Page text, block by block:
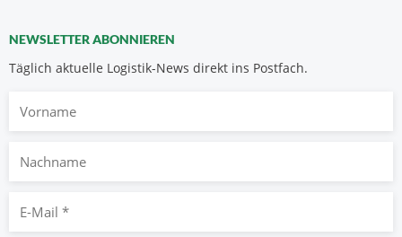
NEWSLETTER ABONNIEREN
Täglich aktuelle Logistik-News direkt ins Postfach.
Vorname
Nachname
Mail